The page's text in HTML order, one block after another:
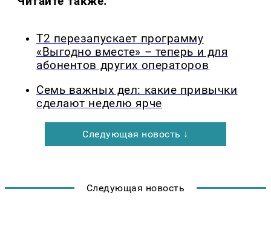
Т2 перезапускает программу
«Выгодно вместе» – теперь и для
абонентов других операторов
Семь важных дел: какие привычки
сделают неделю ярче
Следующая новость ↓
Следующая новость